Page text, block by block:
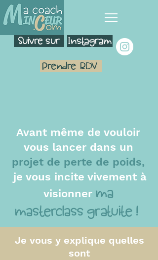
Suivre sur Instagram
RDV
Prendre
Avant même de vouloir
vous lancer dans un
projet de perte de poids,
je vous incite vivement à
visionner ma
masterclass gratuite !
Je vous y explique quelles
sont